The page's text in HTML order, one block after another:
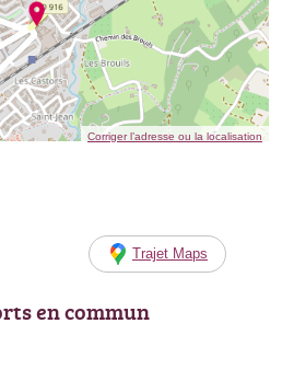
Corriger l’adresse ou la localisation
Trajet Maps
en commun